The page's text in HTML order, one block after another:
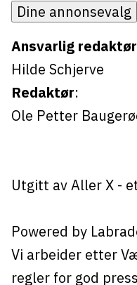
Dine annonsevalg
Ansvarlig redaktør
Hilde Schjerve
Redaktør:
Ole Petter
Utgitt av Aller X-
Powered by
Vi arbeider etter
regler for god